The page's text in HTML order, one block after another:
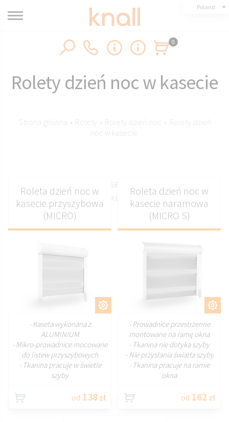
Poland
0
Rolety dzień noc w kasecie
Strona główna › Rolety › Rolety dzień noc › Rolety dzień
noc w kasecie
Rolety dzień noc w kasecie chroniącej tkaninę
przed zakurzeniem
Roleta dzień noc w
kasecie przyszybowa
(MICRO)
- Kaseta wykonana z
ALUMINIUM
- Mikro-prowadnice mocowane
do listew przyszybowych
- Tkanina pracuje w świetle
szyby
od 138 zł
Roleta dzień noc w
kasecie naramowa
(MICRO S)
- Prowadnice przestrzenne
montowane na ramę okna
- Tkanina nie dotyka szyby
- Nie przysłania światła szyby
- Tkanina pracuje na ramie
okna
od 162 zł